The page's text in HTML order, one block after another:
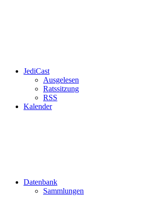
JediCast
Ausgelesen
Ratssitzung
RSS
Kalender
Datenbank
Sammlungen